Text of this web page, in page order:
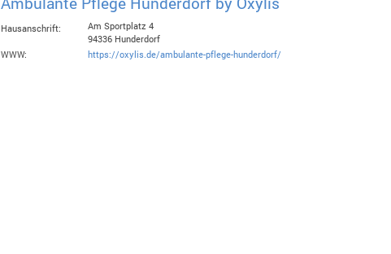
Hausanschrift:
Am Sportplatz 4
94336 Hunderdorf
WWW:
https://oxylis.de/ambulante-pflege-hunderdorf/